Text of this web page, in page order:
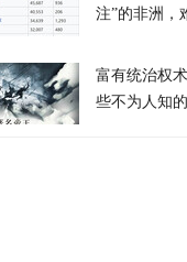
伊
注”的非洲，
富有统治权
些不为人知